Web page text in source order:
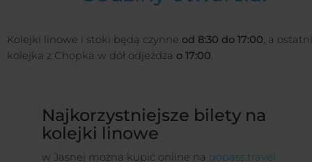
Kolejki linowe i stoki będą czynne od 8:30 do 17:00, a
kolejka z Chopka w dół odjeżdża o 17:00.
Najkorzystniejsze bilety na
kolejki linowe
w Jasnej można kupić online na gopass.travel